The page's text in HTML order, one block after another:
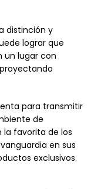
distinción y
lograr que
un lugar con
para transmitir
de
favorita de los
en sus
exclusivos.